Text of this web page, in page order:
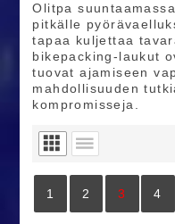
Olitpa
pitkälle
tapaa kuljettaa
bikepacking-laukut
tuovat ajamiseen
mahdollisuuden
kompromisseja.
1 2 3 4